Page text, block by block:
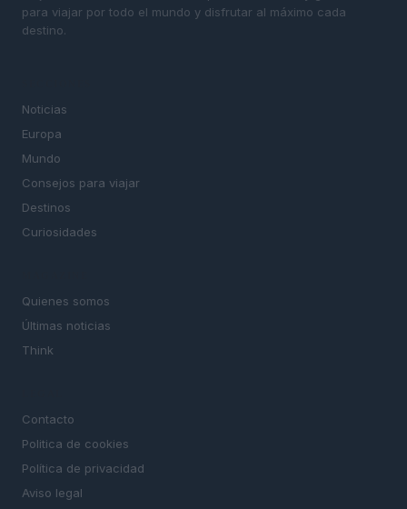
para viajar por todo el mundo y disfrutar al máximo cada
destino.
Noticias
Europa
Mundo
Consejos para viajar
Destinos
Curiosidades
Quienes somos
Últimas noticias
Think
Contacto
Politica de cookies
Política de privacidad
Aviso legal